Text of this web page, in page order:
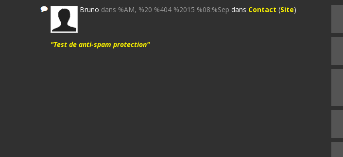
Bruno dans %AM, %20 %404 %2015 %08:%Sep dans Contact (Site)
"Test de anti-spam protection"